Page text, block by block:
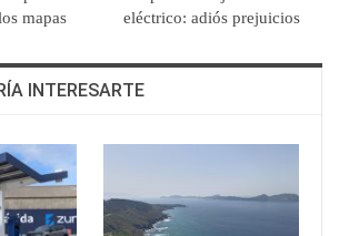
mapas
eléctrico: adiós prejuicios
INTERESARTE